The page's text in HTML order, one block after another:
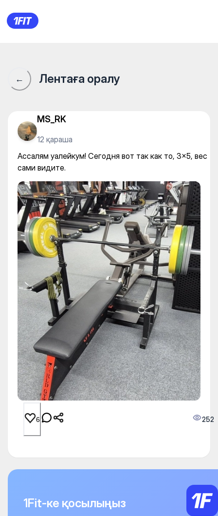
Ассалям уалейкум!
← Лентаға оралу
MS_RK
12 қараша
Ассалям уалейкум! Сегодня вот так как то, 3×5, вес
сами видите.
6 252
1Fit-ке қосылыңыз